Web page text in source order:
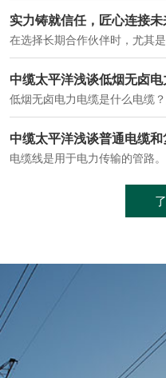
中缆太平洋浅谈低烟无卤
中缆太平洋浅谈普通电缆